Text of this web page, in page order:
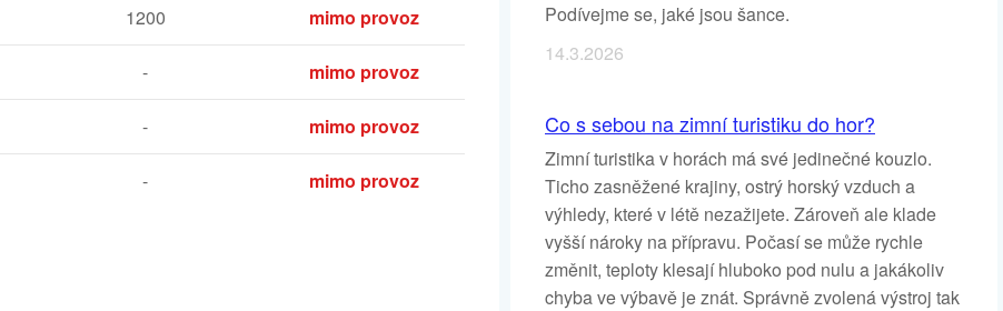
1200 mimo provoz
- mimo provoz
- mimo provoz
- mimo provoz
Podívejme se, jaké jsou šance.
14.3.2026
Co s sebou na zimní turistiku do hor?
Zimní turistika v horách má své jedinečné kouzlo.
Ticho zasněžené krajiny, ostrý horský vzduch a
výhledy, které v létě nezažijete. Zároveň ale klade
vyšší nároky na přípravu. Počasí se může rychle
změnit, teploty klesají hluboko pod nulu a jakákoliv
chyba ve výbavě je znát. Správně zvolená výstroj tak